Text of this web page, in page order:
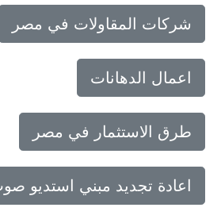
شركات المقاولات في مصر
اعمال الدهانات
طرق الاستثمار في مصر
اعادة تجديد مبني استديو صوت